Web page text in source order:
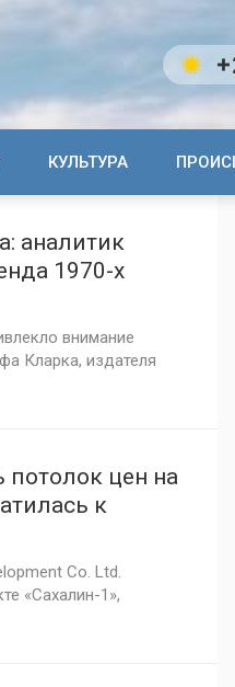
КУЛЬТУРА
аналитик
1970-х
внимание
Кларка, издателя
цен на
к
Co. Ltd.
«Сахалин-1»,